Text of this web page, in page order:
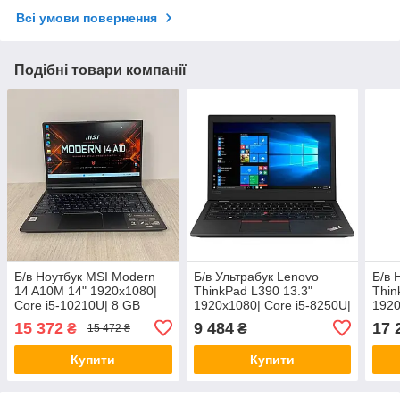
Всі умови повернення
Подібні товари компанії
Б/в Ноутбук MSI Modern
14 A10M 14" 1920x1080|
Core i5-10210U| 8 GB
15 372 ₴ 15 472 ₴
Купити
Б/в Ультрабук Lenovo
ThinkPad L390 13.3"
1920x1080| Core i5-8250U|
8 GB RAM| 120 GB SSD|
UHD
9 484₴
Купити
Б/в
17